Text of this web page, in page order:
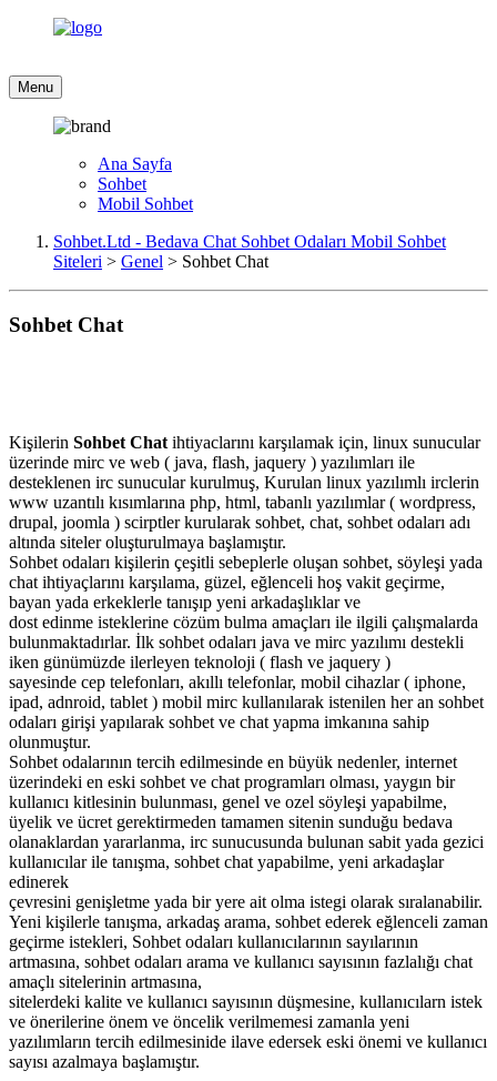
Menu
Ana Sayfa
Sohbet
Mobil Sohbet
Sohbet.Ltd - Bedava Chat Sohbet Odaları Mobil Sohbet
Siteleri > Genel > Sohbet Chat
Sohbet Chat
Kişilerin Sohbet Chatihtiyaclarını karşılamak için, linux sunucular
üzerinde mirc ve web ( java, flash, jaquery ) yazılımları ile
desteklenen irc sunucular kurulmuş, Kurulan linux yazılımlı irclerin
www uzantılı kısımlarına php, html, tabanlı yazılımlar ( wordpress,
drupal, joomla ) scirptler kurularak sohbet, chat, sohbet odaları adı
altında siteler oluşturulmaya başlamıştır.
Sohbet odaları kişilerin çeşitli sebeplerle oluşan sohbet, söyleşi yada
chat ihtiyaçlarını karşılama, güzel, eğlenceli hoş vakit geçirme,
bayan yada erkeklerle tanışıp yeni arkadaşlıklar ve
dost edinme isteklerine cözüm bulma amaçları ile ilgili çalışmalarda
bulunmaktadırlar. İlk sohbet odaları java ve mirc yazılımı destekli
iken günümüzde ilerleyen teknoloji ( flash ve jaquery )
sayesinde cep telefonları, akıllı telefonlar, mobil cihazlar ( iphone,
ipad, adnroid, tablet ) mobil mirc kullanılarak istenilen her an sohbet
odaları girişi yapılarak sohbet ve chat yapma imkanına sahip
olunmuştur.
Sohbet odalarının tercih edilmesinde en büyük nedenler, internet
üzerindeki en eski sohbet ve chat programları olması, yaygın bir
kullanıcı kitlesinin bulunması, genel ve ozel söyleşi yapabilme,
üyelik ve ücret gerektirmeden tamamen sitenin sunduğu bedava
olanaklardan yararlanma, irc sunucusunda bulunan sabit yada gezici
kullanıcılar ile tanışma, sohbet chat yapabilme, yeni arkadaşlar
edinerek
çevresini genişletme yada bir yere ait olma istegi olarak sıralanabilir.
Yeni kişilerle tanışma, arkadaş arama, sohbet ederek eğlenceli zaman
geçirme istekleri, Sohbet odaları kullanıcılarının sayılarının
artmasına, sohbet odaları arama ve kullanıcı sayısının fazlalığı chat
amaçlı sitelerinin artmasına,
sitelerdeki kalite ve kullanıcı sayısının düşmesine, kullanıcılarn istek
ve önerilerine önem ve öncelik verilmemesi zamanla yeni
yazılımların tercih edilmesinide ilave edersek eski önemi ve kullanıcı
sayısı azalmaya başlamıştır.